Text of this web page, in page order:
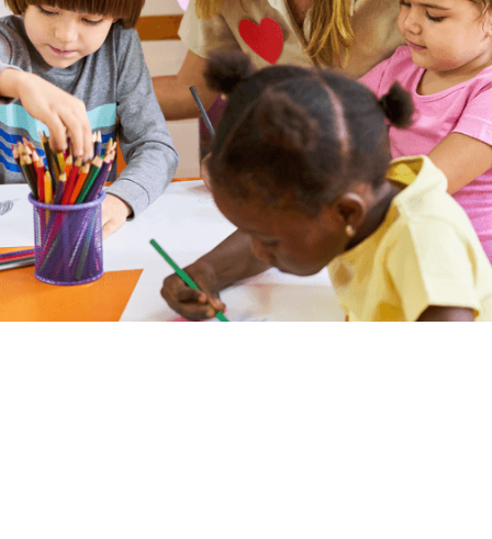
Global Talent
Praktika im Ausland
Ab 6 Wochen